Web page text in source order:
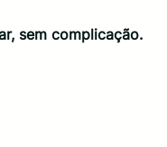
sem complicação.